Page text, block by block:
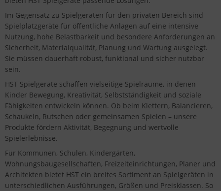
Im Gegensatz zu Spielgeräten für den privaten Bereich sind
Spielplatzgeräte für öffentliche Anlagen auf eine intensive
Nutzung, hohe Belastbarkeit und besondere Anforderungen an
Sicherheit, Materialqualität, Planung und Wartung ausgelegt.
Sie müssen dauerhaft robust, funktional und sicher nutzbar
sein.
HST Spielgeräte schaffen vielseitige Spielräume, in denen
Kinder Bewegung, Kreativität, Selbstständigkeit und soziale
Fähigkeiten entwickeln können. Ob beim Klettern, Balancieren,
Schaukeln, Rutschen oder gemeinsamen Spielen – unsere
Produkte fördern Aktivität, Begegnung und wertvolle
Spielerlebnisse.
Für Kommunen, Schulen, Kindergärten,
Wohnungsbaugesellschaften, Freizeiteinrichtungen, Planer und
Architekten bietet HST ein breites Sortiment an Spielgeräten in
unterschiedlichen Ausführungen, Größen und Preisklassen. So